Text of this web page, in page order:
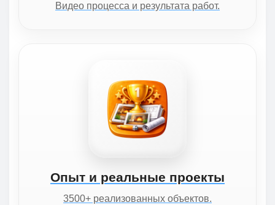
Видео процесса и результата работ.
Опыт и реальные проекты
3500+ реализованных объектов.